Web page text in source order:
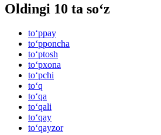
Oldingi 10 ta so‘z
to‘ppay
to‘pponcha
to‘ptosh
to‘pxona
to‘pchi
to‘q
to‘qa
to‘qali
to‘qay
to‘qayzor